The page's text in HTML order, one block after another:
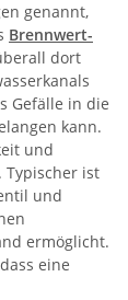
genannt,
Brennwert-
dort
Gefälle in die
kann.
und
Typischer ist
und
ermöglicht.
eine